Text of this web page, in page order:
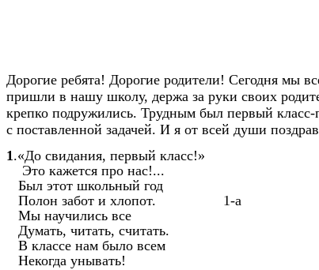
Дорогие ребята! Дорогие родители! Сегодня мы
пришли в нашу школу, держа за руки своих
крепко подружились. Трудным был первый класс-
с поставленной задачей. И я от всей души
1.«До свидания, первый класс!»
Это кажется про нас!...
Был этот школьный год
Полон забот и хлопот. 1-а
Мы научились все
Думать, читать, считать.
В классе нам было всем
Некогда унывать!